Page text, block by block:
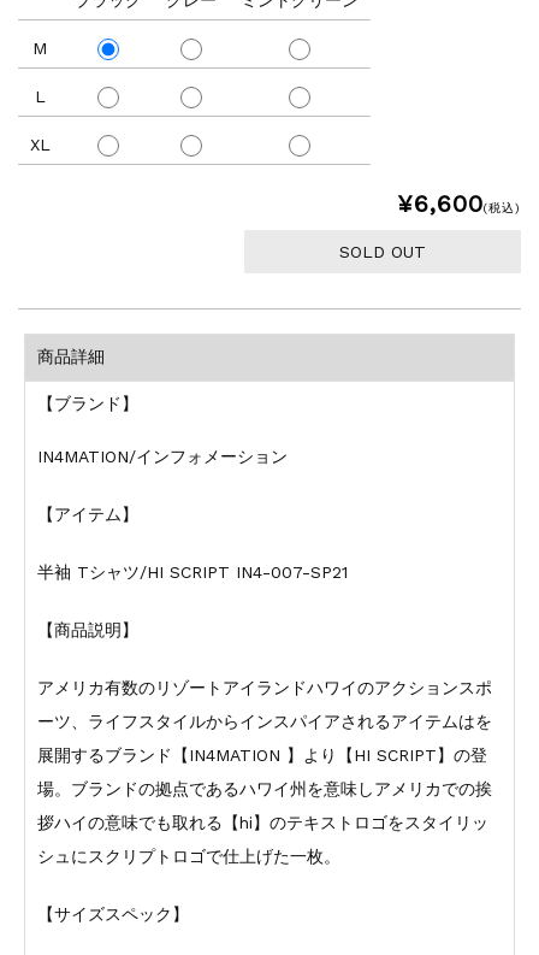
M
L
XL
¥6,600(税込)
SOLD OUT
商品詳細
【ブランド】
IN4MATION/インフォメーション
【アイテム】
半袖 Tシャツ/HI SCRIPT IN4-007-SP21
【商品説明】
アメリカ有数のリゾートアイランドハワイのアクションスポ
ーツ、ライフスタイルからインスパイアされるアイテムはを
展開するブランド【IN4MATION 】より【HI SCRIPT】の登
場。ブランドの拠点であるハワイ州を意味しアメリカでの挨
拶ハイの意味でも取れる【hi】のテキストロゴをスタイリッ
シュにスクリプトロゴで仕上げた一枚。
【サイズスペック】